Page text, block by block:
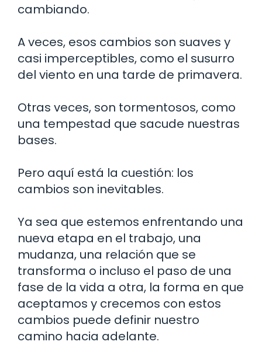
cambiando.
A veces, esos cambios son suaves y
casi imperceptibles, como el susurro
del viento en una tarde de primavera.
Otras veces, son tormentosos, como
una tempestad que sacude nuestras
bases.
Pero aquí está la cuestión: los
cambios son inevitables.
Ya sea que estemos enfrentando una
nueva etapa en el trabajo, una
mudanza, una relación que se
transforma o incluso el paso de una
fase de la vida a otra, la forma en que
aceptamos y crecemos con estos
cambios puede definir nuestro
camino hacia adelante.